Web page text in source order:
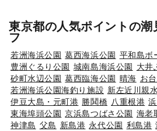
東京都の人気ポイントの潮
フ
若洲海浜公園 葛西海浜公園 平和島ボ
豊洲ぐるり公園 城南島海浜公園 大井
砂町水辺公園 葛西臨海公園 晴海 お
若洲海浜公園海釣り施設 新左近川親
伊豆大島・元町港 勝鬨橋 八重根港
東海埠頭公園 京浜島つばさ公園 海老
神津島 父島 新島港 永代公園 利島港